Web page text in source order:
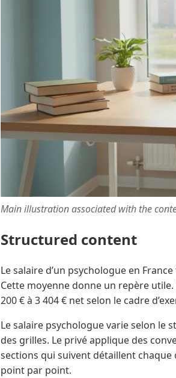
Main illustration associated with the
Structured content
Le salaire d’un psychologue en
Cette moyenne donne un repère
200 € à 3 404 € net selon le cadre
Le salaire psychologue varie selon le
des grilles. Le privé applique des
sections qui suivent détaillent chaque
point par point.